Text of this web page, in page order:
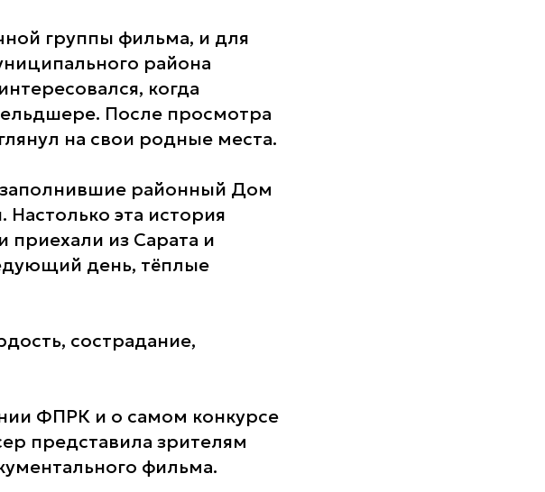
группы фильма, и для
района
когда
После просмотра
на свои родные места.
заполнившие районный Дом
Настолько эта история
приехали из Сарата и
день, тёплые
сострадание,
ФПРК и о самом конкурсе
представила зрителям
фильма.